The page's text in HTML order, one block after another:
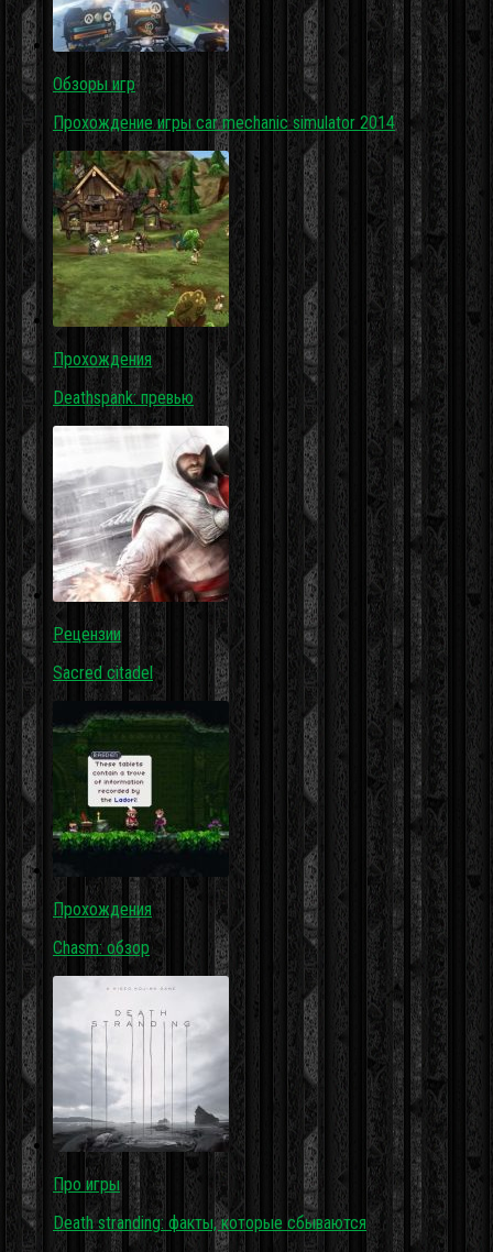
Обзоры игр
Прохождение игры car mechanic simulator 2014
Прохождения
Deathspank: превью
Рецензии
Sacred citadel
Прохождения
Chasm: обзор
Про игры
Death stranding: факты, которые сбываются